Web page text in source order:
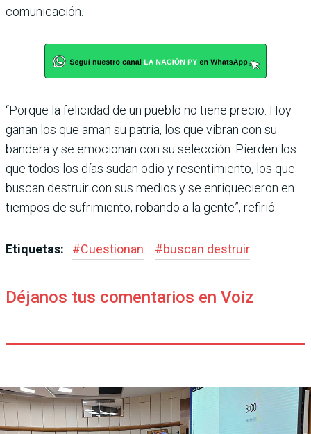
comunicación.
“Porque la felicidad de un pueblo no tiene precio. Hoy
ganan los que aman su patria, los que vibran con su
bandera y se emocionan con su selección. Pierden los
que todos los días sudan odio y resentimiento, los que
bus­can destruir con sus medios y se enriquecieron en
tiem­pos de sufrimiento, robando a la gente”, refirió.
Etiquetas: #Cuestionan #buscan destruir
Déjanos tus comentarios en Voiz